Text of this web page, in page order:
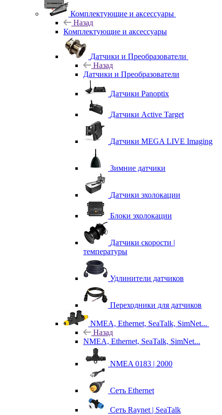
Комплектующие и аксессуары
Назад
Комплектующие и аксессуары
Датчики и Преобразователи
Назад
Датчики и Преобразователи
Датчики Panoptix
Датчики Active Target
Датчики MEGA LIVE Imaging
Зимние датчики
Датчики эхолокации
Блоки эхолокации
Датчики скорости |
температуры
Удлинители датчиков
Переходники для датчиков
NMEA, Ethernet, SeaTalk, SimNet...
Назад
NMEA, Ethernet, SeaTalk, SimNet...
NMEA 0183 | 2000
Сеть Ethernet
Сеть Raynet | SeaTalk